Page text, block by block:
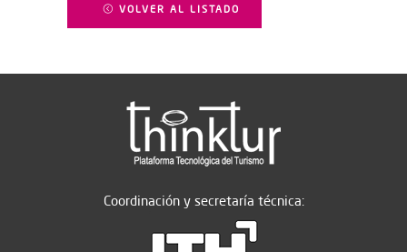
VOLVER AL LISTADO
Coordinación y secretaría técnica: